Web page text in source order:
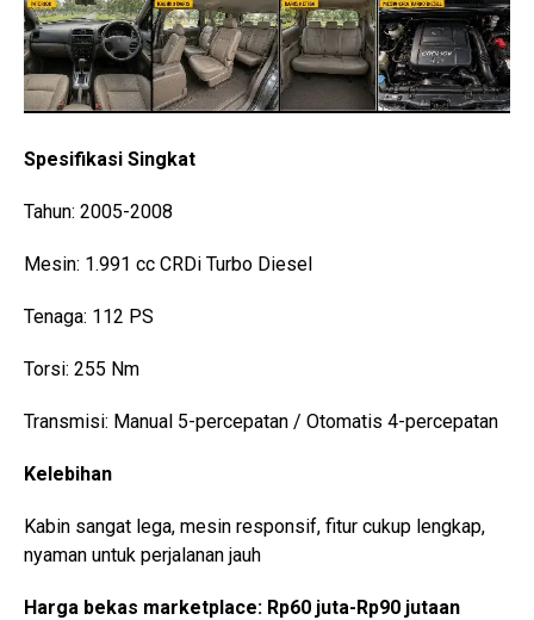
Spesifikasi Singkat
Tahun: 2005-2008
Mesin: 1.991 cc CRDi Turbo Diesel
Tenaga: 112 PS
Torsi: 255 Nm
Transmisi: Manual 5-percepatan / Otomatis 4-percepatan
Kelebihan
Kabin sangat lega, mesin responsif, fitur cukup lengkap,
nyaman untuk perjalanan jauh
Harga bekas marketplace: Rp60 juta-Rp90 jutaan